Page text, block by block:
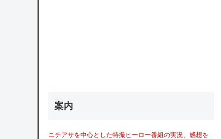
案内
ニチアサを中心とした特撮ヒーロー番組の実況、感想を